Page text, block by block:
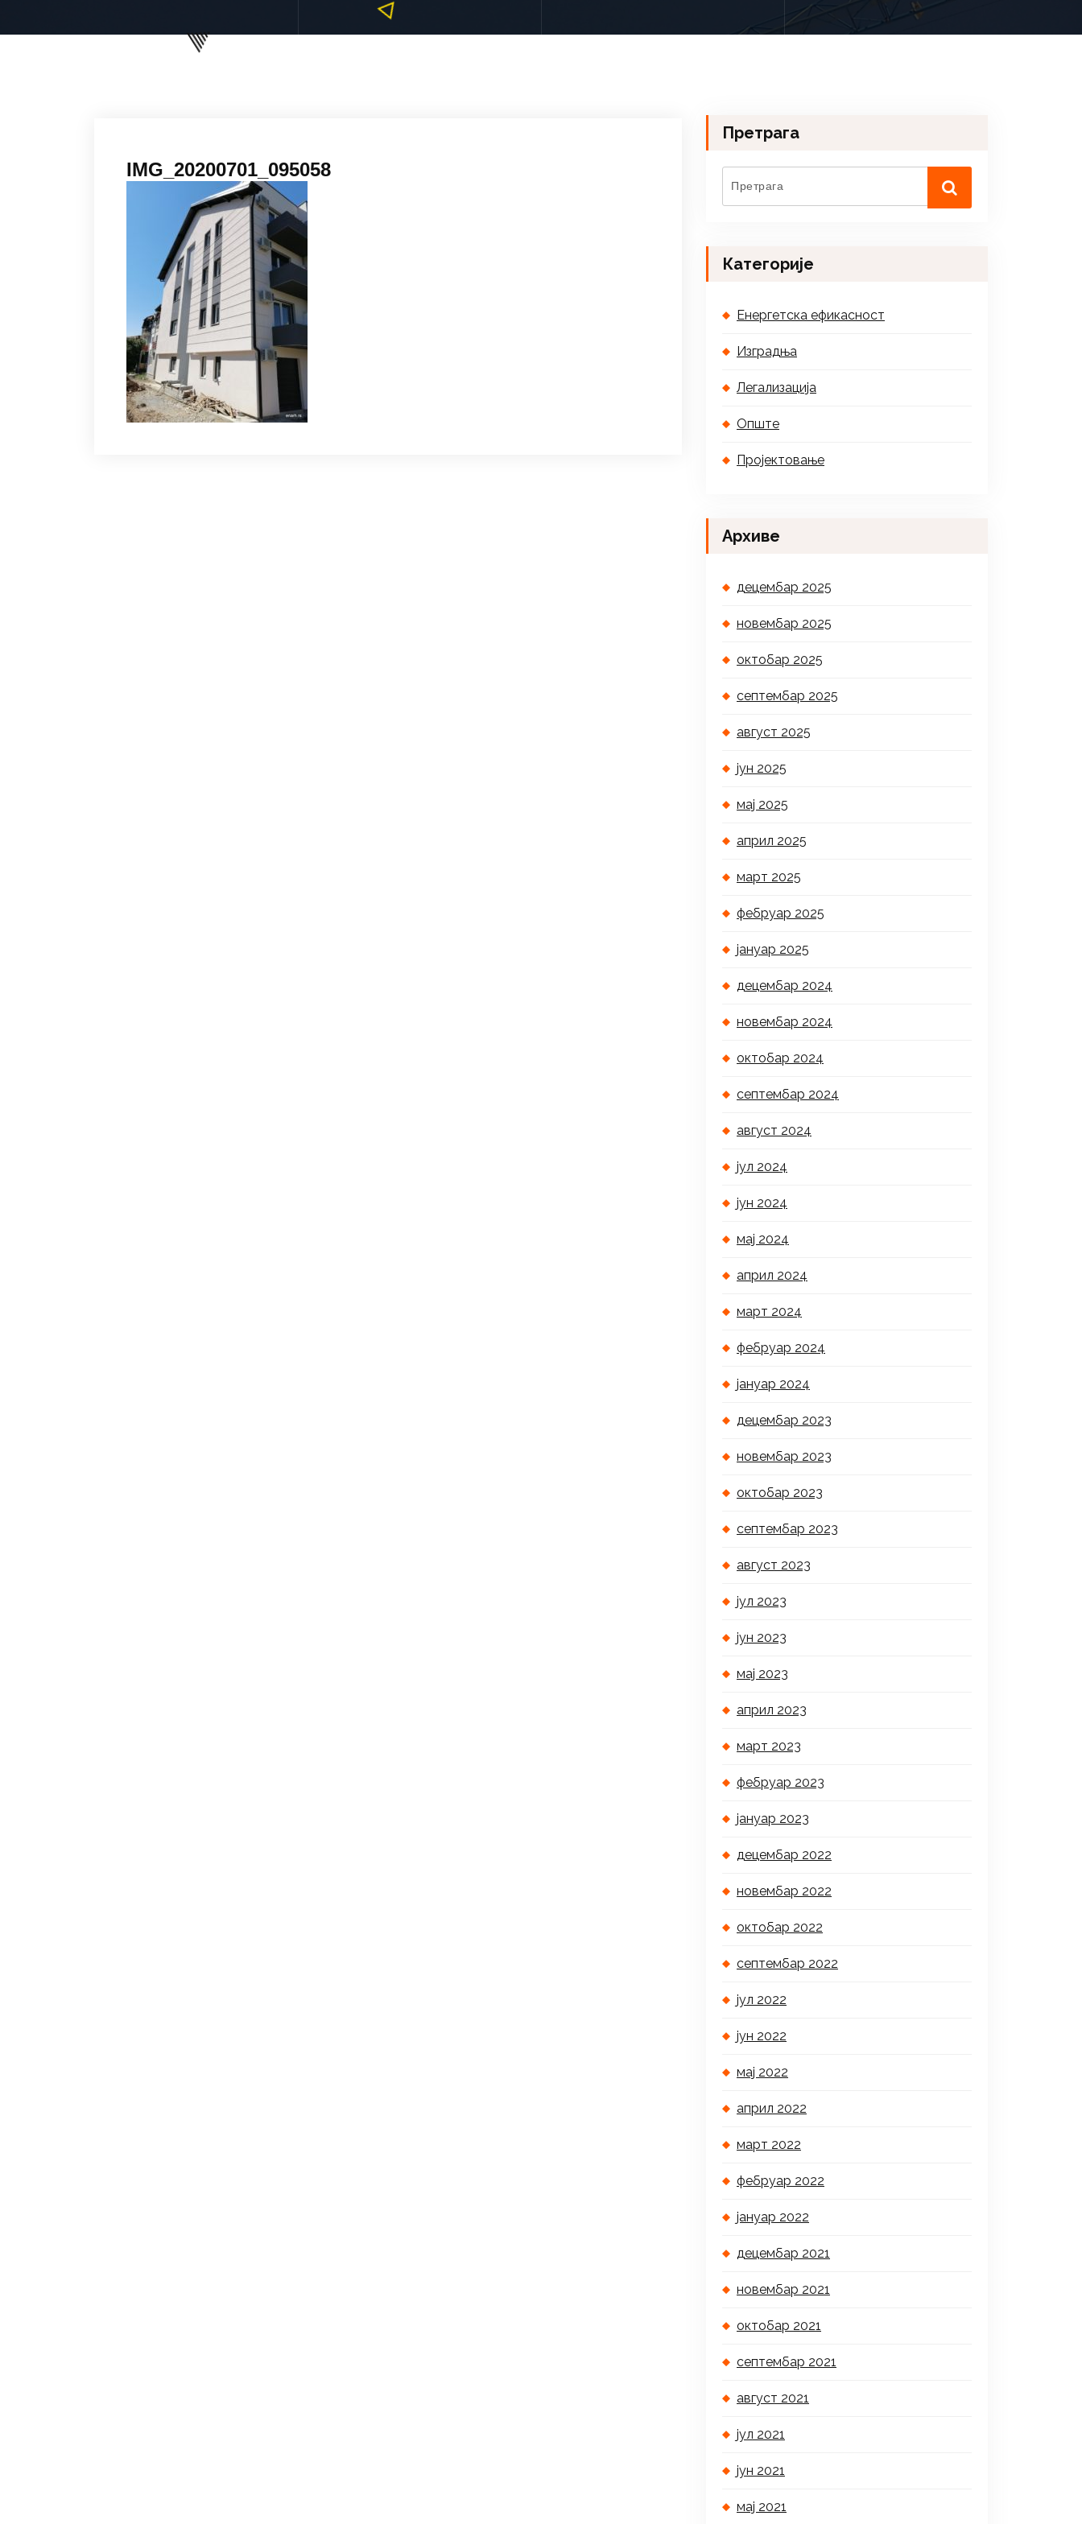
IMG_20200701_095058
Претрага
Категорије
Енергетска ефикасност
Изградња
Легализација
Опште
Пројектовање
Архиве
децембар 2025
новембар 2025
октобар 2025
септембар 2025
август 2025
јун 2025
мај 2025
април 2025
март 2025
фебруар 2025
јануар 2025
децембар 2024
новембар 2024
октобар 2024
септембар 2024
август 2024
јул 2024
јун 2024
мај 2024
април 2024
март 2024
фебруар 2024
јануар 2024
децембар 2023
новембар 2023
октобар 2023
септембар 2023
август 2023
јул 2023
јун 2023
мај 2023
април 2023
март 2023
фебруар 2023
јануар 2023
децембар 2022
новембар 2022
октобар 2022
септембар 2022
јул 2022
јун 2022
мај 2022
април 2022
март 2022
фебруар 2022
јануар 2022
децембар 2021
новембар 2021
октобар 2021
септембар 2021
август 2021
јул 2021
јун 2021
мај 2021